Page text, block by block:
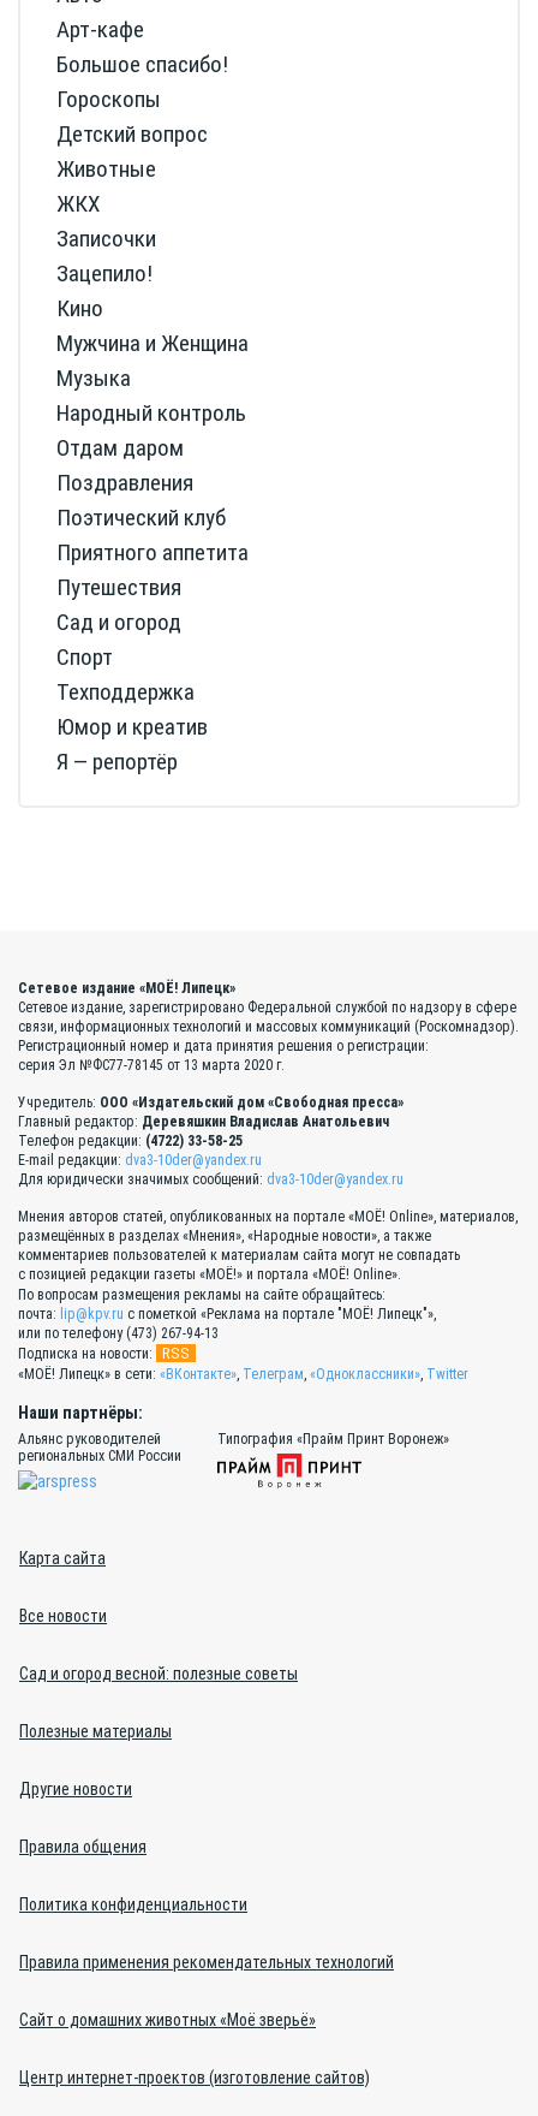
Арт-кафе
Большое спасибо!
Гороскопы
Детский вопрос
Животные
ЖКХ
Записочки
Зацепило!
Кино
Мужчина и Женщина
Музыка
Народный контроль
Отдам даром
Поздравления
Поэтический клуб
Приятного аппетита
Путешествия
Сад и огород
Спорт
Техподдержка
Юмор и креатив
Я — репортёр
Сетевое издание «МОЁ! Липецк»
Сетевое издание, зарегистрировано Федеральной службой по надзору в сфере
связи, информационных технологий и массовых коммуникаций (Роскомнадзор).
Регистрационный номер и дата принятия решения о регистрации:
серия Эл №ФС77-78145 от 13 марта 2020 г.
Учредитель: ООО «Издательский дом «Свободная пресса»
Главный редактор: Деревяшкин Владислав Анатольевич
Телефон редакции: (4722) 33-58-25
E-mail редакции: dva3-10der@yandex.ru
Для юридически значимых сообщений: dva3-10der@yandex.ru
Мнения авторов статей, опубликованных на портале «МОЁ! Online», материалов,
размещённых в разделах «Мнения», «Народные новости», а также
комментариев пользователей к материалам сайта могут не совпадать
с позицией редакции газеты «МОЁ!» и портала «МОЁ! Online».
По вопросам размещения рекламы на сайте обращайтесь:
почта: lip@kpv.ru с пометкой «Реклама на портале "МОЁ! Липецк"»,
или по телефону (473) 267-94-13
Подписка на новости:
RSS
«МОЁ! Липецк» в сети: «ВКонтакте», Телеграм, «Одноклассники», Twitter
Наши партнёры:
Альянс руководителей
региональных СМИ России
Типография «Прайм Принт Воронеж»
Карта сайта
Все новости
Сад и огород весной: полезные советы
Полезные материалы
Другие новости
Правила общения
Политика конфиденциальности
Правила применения рекомендательных технологий
Сайт о домашних животных «Моё зверьё»
Центр интернет-проектов (изготовление сайтов)